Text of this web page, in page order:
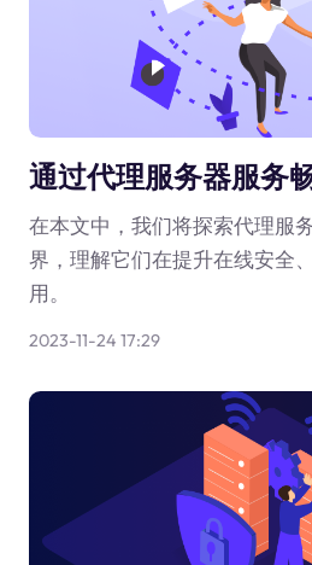
通过代理服务器服务
在本文中，我们将探索代理服
界，理解它们在提升在线安全
用。
2023-11-24 17:29